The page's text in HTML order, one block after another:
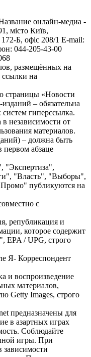
онлайн-медиа -
місто Київ,
Б, офіс 208/1 E-mail:
044-205-43-00
размещённых на
ссылки на
страницы «Новости
– обязательна
гиперссылка.
независимости от
материалов.
– должна быть
первом абзаце
"Экспертиза",
"Власть", "Выборы",
публикуются на
с
републикация и
которое содержит
EPA / UPG, строго
Я- Корреспондент
и воспроизведение
материалов,
Getty Images, строго
предназначены для
в азартных играх
Соблюдайте
игры. При